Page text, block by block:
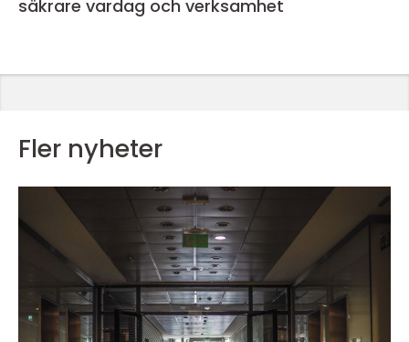
säkrare vardag och verksamhet
Fler nyheter